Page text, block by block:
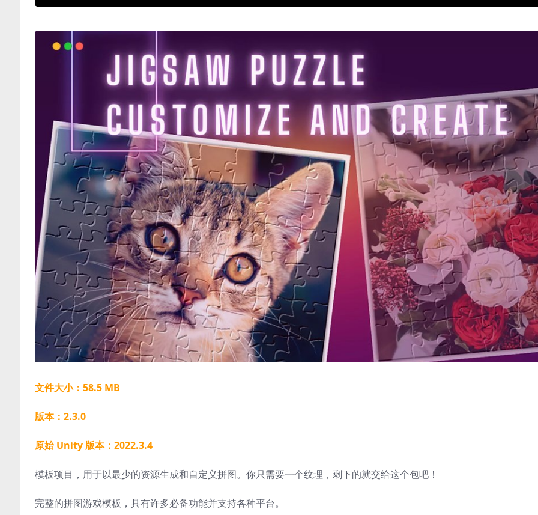
文件大小：58.5 MB
版本：2.3.0
原始 Unity 版本：2022.3.4
模板项目，用于以最少的资源生成和自定义拼图。你只需要一个纹理，剩下的就交给这个包吧！
完整的拼图游戏模板，具有许多必备功能并支持各种平台。